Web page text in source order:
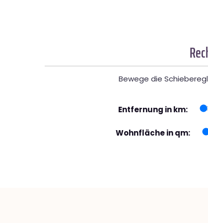
Bewege die
Entfernung in km:
Wohnfläche in qm: